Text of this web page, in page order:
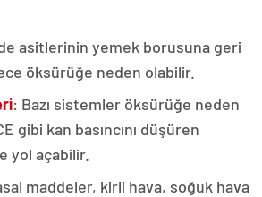
asitlerinin yemek borusuna geri
öksürüğe neden olabilir.
: Bazı sistemler öksürüğe neden
gibi kan basıncını düşüren
yol açabilir.
maddeler, kirli hava, soğuk hava